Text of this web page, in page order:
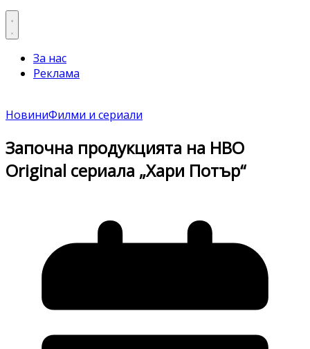
За нас
Реклама
НовиниФилми и сериали
Започна продукцията на HBO
Original сериалa „Хари Потър“